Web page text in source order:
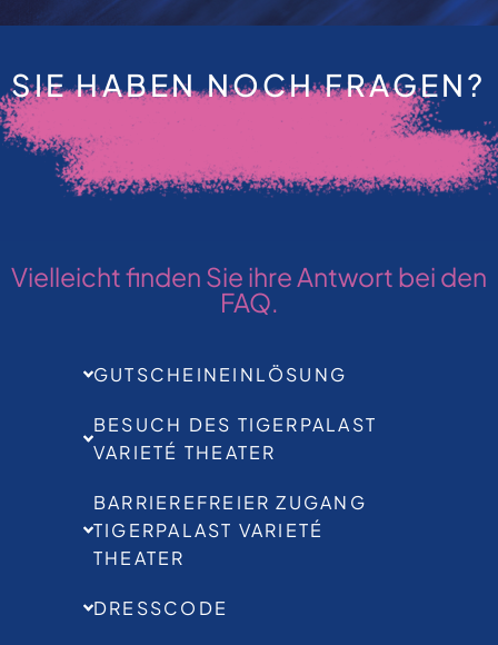
SIE HABEN NOCH FRAGEN?
Vielleicht finden Sie ihre Antwort bei den
FAQ.
GUTSCHEINEINLÖSUNG
BESUCH DES TIGERPALAST
VARIETÉ THEATER
BARRIEREFREIER ZUGANG
TIGERPALAST VARIETÉ
THEATER
DRESSCODE